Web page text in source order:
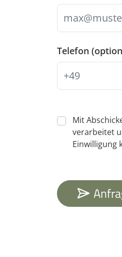
Telefon
Mit
verarbeitet
Einwilligung